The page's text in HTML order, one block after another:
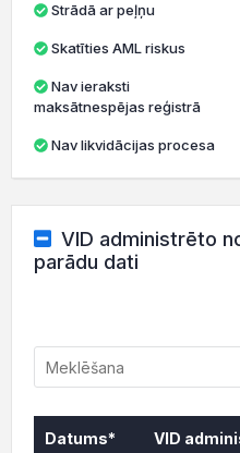
Strādā ar peļņu
Skatīties AML riskus
maksātnespējas reģistrā
Nav likvidācijas procesa
VID administrēto
parādu dati
Datums*
VID